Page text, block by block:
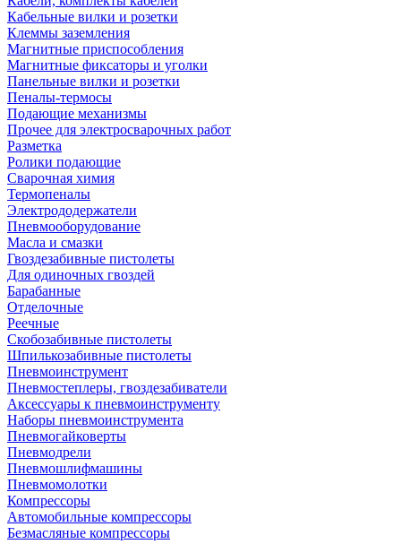
Кабельные вилки и розетки
Клеммы заземления
Магнитные приспособления
Магнитные фиксаторы и уголки
Панельные вилки и розетки
Пеналы-термосы
Подающие механизмы
Прочее для электросварочных работ
Разметка
Ролики подающие
Сварочная химия
Термопеналы
Электрододержатели
Пневмооборудование
Масла и смазки
Гвоздезабивные пистолеты
Для одиночных гвоздей
Барабанные
Отделочные
Реечные
Скобозабивные пистолеты
Шпилькозабивные пистолеты
Пневмоинструмент
Пневмостеплеры, гвоздезабиватели
Аксессуары к пневмоинструменту
Наборы пневмоинструмента
Пневмогайковерты
Пневмодрели
Пневмошлифмашины
Пневмомолотки
Компрессоры
Автомобильные компрессоры
Безмасляные компрессоры